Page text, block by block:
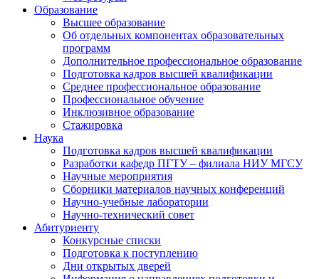
Образование
Высшее образование
Об отдельных компонентах образовательных
программ
Дополнительное профессиональное образование
Подготовка кадров высшей квалификации
Среднее профессиональное образование
Профессиональное обучение
Инклюзивное образование
Стажировка
Наука
Подготовка кадров высшей квалификации
Разработки кафедр ПГТУ – филиала НИУ МГСУ
Научные мероприятия
Сборники материалов научных конференций
Научно-учебные лаборатории
Научно-технический совет
Абитуриенту
Конкурсные списки
Подготовка к поступлению
Дни открытых дверей